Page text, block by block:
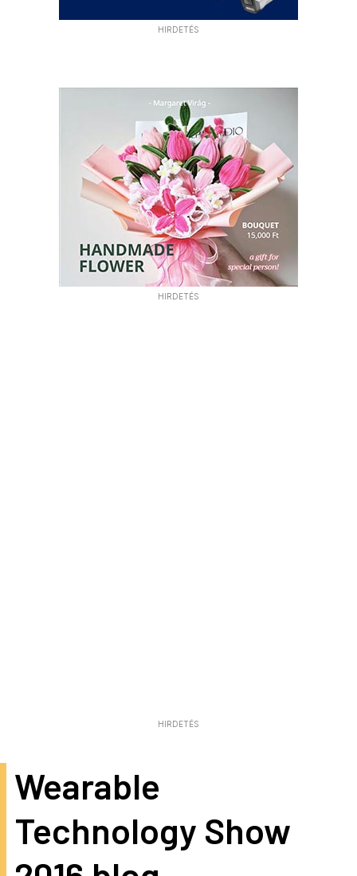
HIRDETÉS
HIRDETÉS
HIRDETÉS
Wearable
Technology Show